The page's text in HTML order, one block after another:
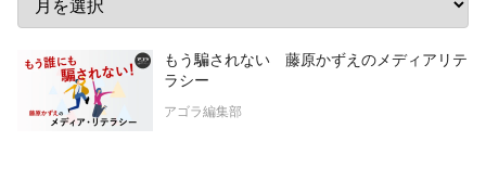
もう騙されない 藤原かずえのメディアリテ
ラシー
アゴラ編集部